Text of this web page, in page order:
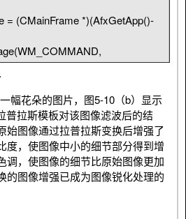
第j列像素的指针
+ lineByte *
inputH; k++)
inputW; l++)
+ lineByte *
= (CMainFrame *)(AfxGetApp()-
>GetDocument();
>GetPDib();
幅花朵的图片，图5-10（b）显示
普拉斯模板对该图像滤波后的结
始图像通过拉普拉斯变换后增强了
度，使图像中小的细节部分得到增
调，使图像的细节比原始图像更加
的图像增强已成为图像锐化处理的